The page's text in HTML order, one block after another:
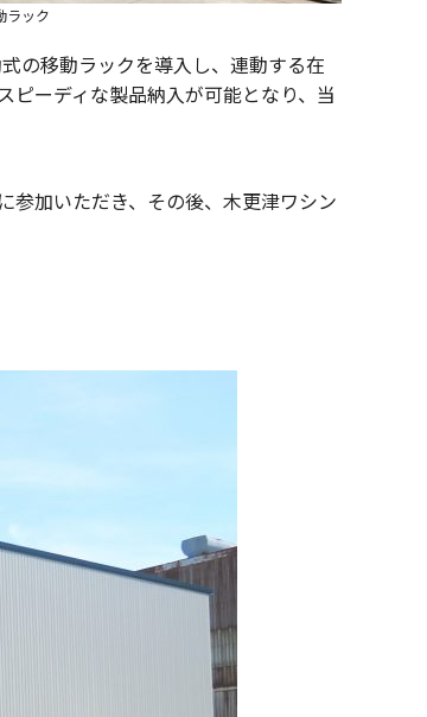
ラック
の移動ラックを導入し、連動する在
ピーディな製品納入が可能となり、当
参加いただき、その後、木更津ワシン